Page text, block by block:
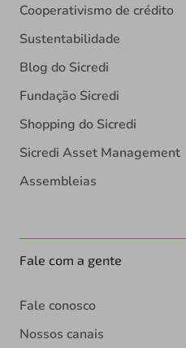
Cooperativismo de crédito
Sustentabilidade
Blog do Sicredi
Fundação Sicredi
Shopping do Sicredi
Sicredi Asset Management
Assembleias
Fale com a gente
Fale conosco
Nossos canais